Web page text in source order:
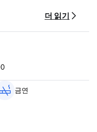
nature, and enjoy
the hostel
atmosphere. Daily
ensure guests'
Loop, guests can
which include a
rooms are equipped
더 읽기
금연